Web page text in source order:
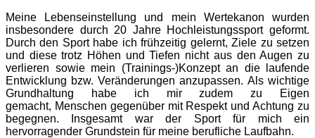
Meine Lebenseinstellung und mein Wertekanon wurden
insbesondere durch 20 Jahre Hochleistungssport geformt.
Durch den Sport habe ich frühzeitig gelernt, Ziele zu setzen
und diese trotz Höhen und Tiefen nicht aus den Augen zu
verlieren sowie mein (Trainings-)Konzept an die laufende
Entwicklung bzw. Veränderungen anzupassen. Als wichtige
Grundhaltung habe ich mir zudem zu Eigen
gemacht, Menschen gegenüber mit Respekt und Achtung zu
begegnen. Insgesamt war der Sport für mich ein
hervorragender Grundstein für meine berufliche Laufbahn.